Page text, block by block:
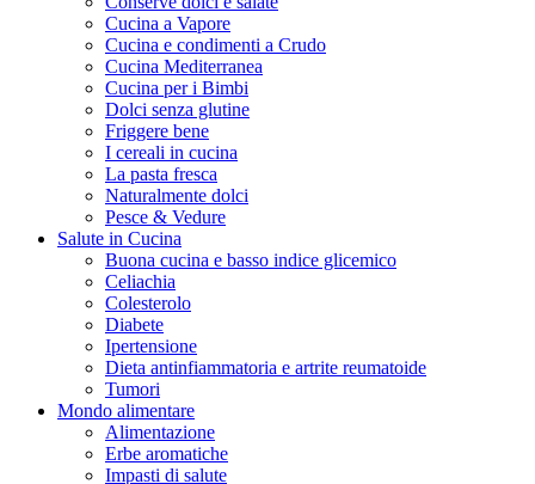
Cucina a Vapore
Cucina e condimenti a Crudo
Cucina Mediterranea
Cucina per i Bimbi
Dolci senza glutine
Friggere bene
I cereali in cucina
La pasta fresca
Naturalmente dolci
Pesce & Vedure
Salute in Cucina
Buona cucina e basso indice glicemico
Celiachia
Colesterolo
Diabete
Ipertensione
Dieta antinfiammatoria e artrite reumatoide
Tumori
Mondo alimentare
Alimentazione
Erbe aromatiche
Impasti di salute